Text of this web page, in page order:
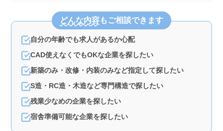
どんな内容もご相談できます
自分の年齢でも求人があるか心配
CAD使えなくでもOKな企業を探したい
新築のみ・改修・内装のみなど指定して探したい
S造・RC造・木造など専門構造で探したい
残業少なめの企業を探したい
宿舎準備可能な企業を探したい